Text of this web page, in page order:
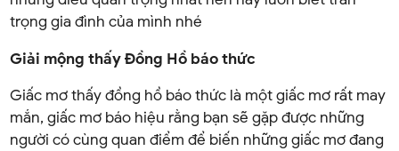
trọng gia đình của mình nhé
Giải mộng thấy Đồng Hồ báo thức
Giấc mơ thấy đồng hồ báo thức là một giấc mơ rất may
mắn, giấc mơ báo hiệu rằng bạn sẽ gặp được những
người có cùng quan điểm để biến những giấc mơ đang